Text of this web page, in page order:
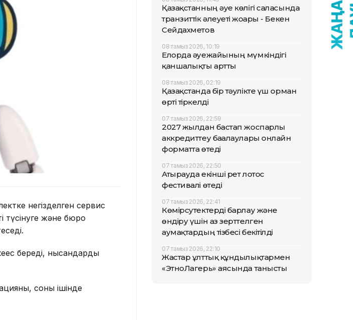
негізделген сервис
түсінуге және бюро
береді, нысандарды
соның ішінде
Қазақстанның әуе көлігі саласында
транзиттік әлеуеті жоғары - Бекен
Сейдахметов
08 тамыз 2026, 10:19
Елорда әуежайының мүмкіндігі
қаншалықты артты
08 тамыз 2026, 02:19
Қазақстанда бір тәулікте үш орман
өрті тіркелді
07 тамыз 2026, 22:59
2027 жылдан бастап жоспарлы
аккредиттеу бағалаулары онлайн
форматта өтеді
07 тамыз 2026, 22:50
Атырауда екінші рет лотос
фестивалі өтеді
07 тамыз 2026, 22:41
Көмірсутектерді барлау және
өндіру үшін аз зерттелген
аумақтардың тізбесі бекітілді
07 тамыз 2026, 22:10
Жастар ұлттық құндылықтармен
«ЭтноЛагерь» аясында танысты